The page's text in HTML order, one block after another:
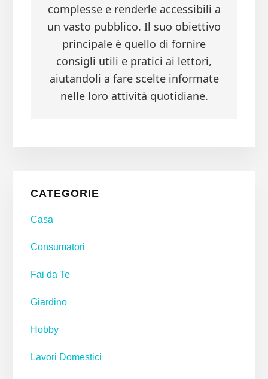
complesse e renderle accessibili a
un vasto pubblico. Il suo obiettivo
principale è quello di fornire
consigli utili e pratici ai lettori,
aiutandoli a fare scelte informate
nelle loro attività quotidiane.
Primary
Sidebar
CATEGORIE
Casa
Consumatori
Fai da Te
Giardino
Hobby
Lavori Domestici